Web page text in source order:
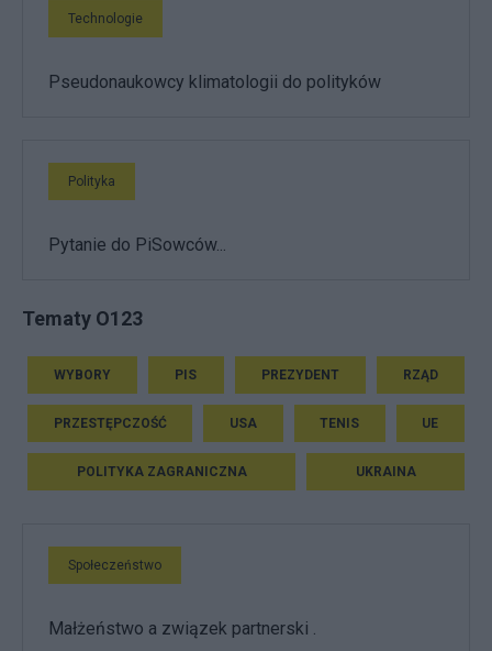
Technologie
Pseudonaukowcy klimatologii do polityków
Polityka
Pytanie do PiSowców...
Tematy O123
WYBORY PIS PREZYDENT RZĄD
PRZESTĘPCZOŚĆ USA TENIS UE
POLITYKA ZAGRANICZNA UKRAINA
Społeczeństwo
Małżeństwo a związek partnerski .